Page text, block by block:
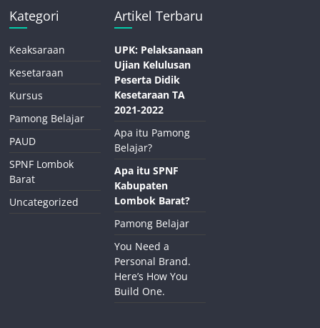
Kategori
Keaksaraan
Kesetaraan
Kursus
Pamong Belajar
PAUD
SPNF Lombok
Barat
Uncategorized
Artikel Terbaru
UPK: Pelaksanaan
Ujian Kelulusan
Peserta Didik
Kesetaraan TA
2021-2022
Apa itu Pamong
Belajar?
Apa itu SPNF
Kabupaten
Lombok Barat?
Pamong Belajar
You Need a
Personal Brand.
Here’s How You
Build One.